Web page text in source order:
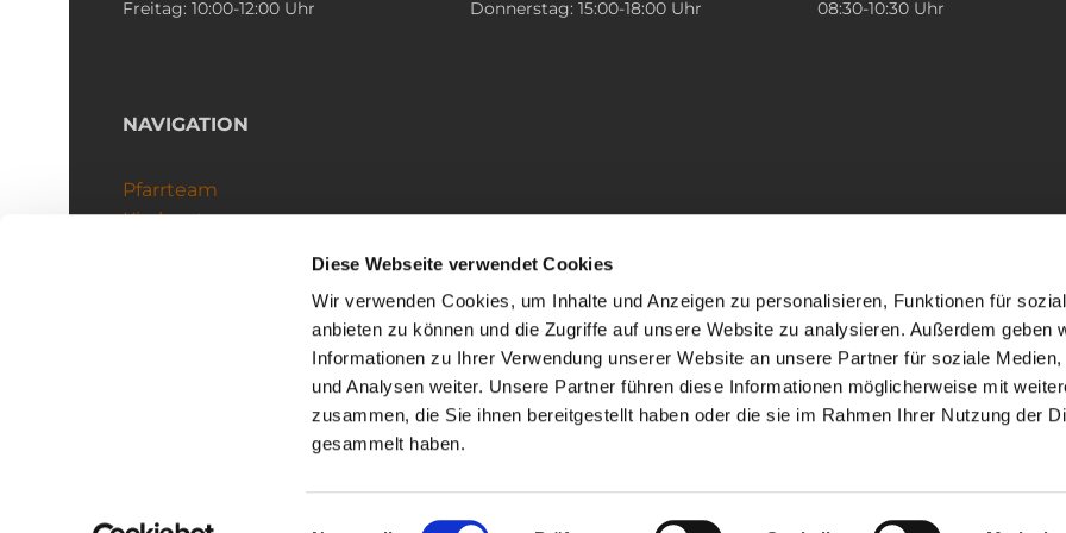
Diese Webseite verwendet Cookies
Wir verwenden Cookies, um Inhalte und Anzeigen zu personalisieren, Funktionen für
anbieten zu können und die Zugriffe auf unsere Website zu analysieren. Außerdem geben
Informationen zu Ihrer Verwendung unserer Website an unsere Partner für soziale Medien,
und Analysen weiter. Unsere Partner führen diese Informationen möglicherweise mit
zusammen, die Sie ihnen bereitgestellt haben oder die sie im Rahmen Ihrer Nutzung der
gesammelt haben.
Einwilligungsauswahl
Freitag: 10:00-12:00 Uhr
Donnerstag: 15:00-18:00 Uhr
08:30-10:30 Uhr
NAVIGATION
Pfarrteam
Kirchenteams
Impressum Datenschutzerklärung ChurchDesk-